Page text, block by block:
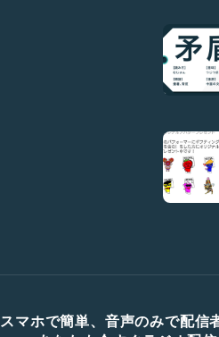
スマホで簡単、音声のみで配信